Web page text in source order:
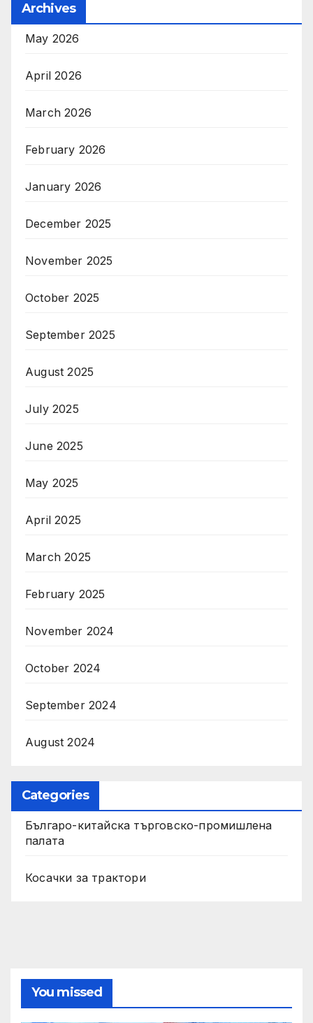
Archives
May 2026
April 2026
March 2026
February 2026
January 2026
December 2025
November 2025
October 2025
September 2025
August 2025
July 2025
June 2025
May 2025
April 2025
March 2025
February 2025
November 2024
October 2024
September 2024
August 2024
Categories
Българо-китайска търговско-промишлена
палата
Косачки за трактори
You missed